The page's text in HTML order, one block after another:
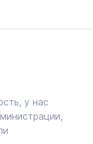
у нас